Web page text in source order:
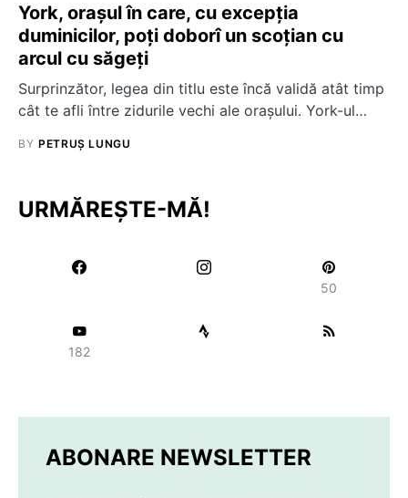
York, orașul în care, cu excepția
duminicilor, poți doborî un scoțian cu
arcul cu săgeți
Surprinzător, legea din titlu este încă validă atât timp
cât te afli între zidurile vechi ale orașului. York-ul…
BY PETRUȘ LUNGU
URMĂREȘTE-MĂ!
50
182
ABONARE NEWSLETTER